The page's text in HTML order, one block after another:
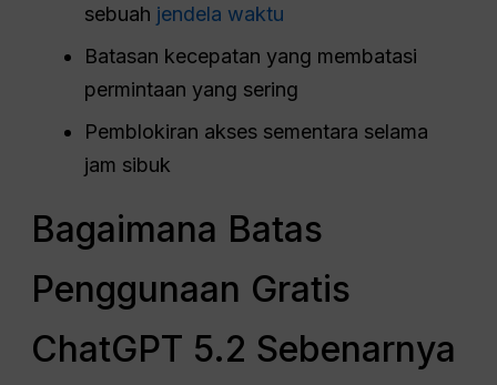
sebuah jendela waktu
Batasan kecepatan yang membatasi
permintaan yang sering
Pemblokiran akses sementara selama
jam sibuk
Bagaimana Batas
Penggunaan Gratis
ChatGPT 5.2 Sebenarnya